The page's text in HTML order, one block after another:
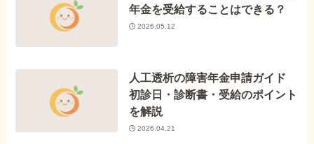
年金を受給することはできる？
2026.05.12
人工透析の障害年金申請ガイド
初診日・診断書・受給のポイント
を解説
2026.04.21